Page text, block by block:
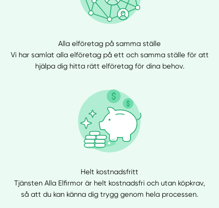
Alla elföretag på samma ställe
Vi har samlat alla elföretag på ett och samma ställe för att
hjälpa dig hitta rätt elföretag för dina behov.
Helt kostnadsfritt
Tjänsten Alla Elfirmor är helt kostnadsfri och utan köpkrav,
så att du kan känna dig trygg genom hela processen.